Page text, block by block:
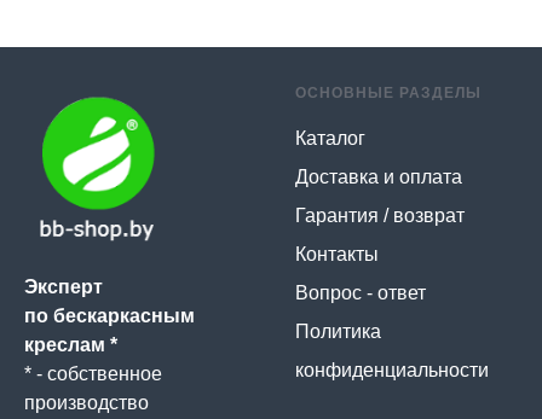
Эксперт
по бескаркасным
креслам *
* - собственное
производство
ОСНОВНЫЕ РАЗДЕЛЫ
Каталог
Доставка и оплата
Гарантия / возврат
Контакты
Вопрос - ответ
Политика
конфиденциальности